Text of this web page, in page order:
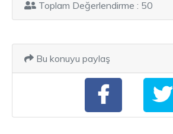
Toplam Değerlendirme : 50
Bu konuyu paylaş